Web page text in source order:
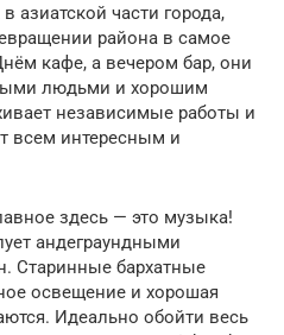
азиатской части города,
района в самое
кафе, а вечером бар, они
людьми и хорошим
независимые работы и
всем интересным и
здесь — это музыка!
андеграундными
Старинные бархатные
освещение и хорошая
Идеально обойти весь